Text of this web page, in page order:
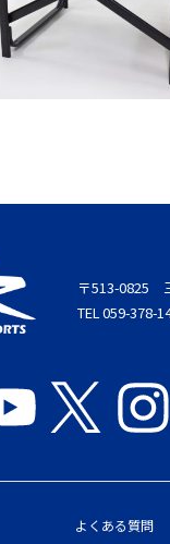
〒513-0825
TEL 059-378-
よくある質問